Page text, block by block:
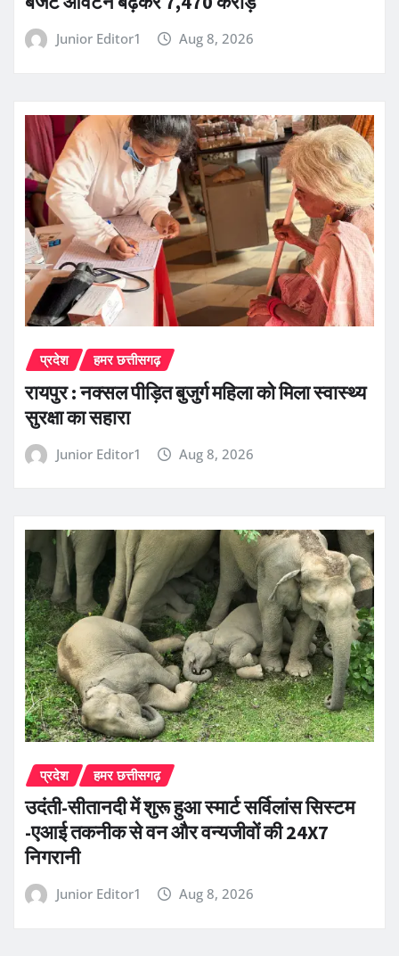
Junior Editor1 Aug 8, 2026
प्रदेश हमर छत्तीसगढ़
रायपुर : नक्सल पीड़ित बुजुर्ग महिला को मिला स्वास्थ्य
सुरक्षा का सहारा
Junior Editor1 Aug 8, 2026
प्रदेश हमर छत्तीसगढ़
उदंती-सीतानदी में शुरू हुआ स्मार्ट सर्विलांस सिस्टम
-एआई तकनीक से वन और वन्यजीवों की 24X7
निगरानी
Junior Editor1 Aug 8, 2026